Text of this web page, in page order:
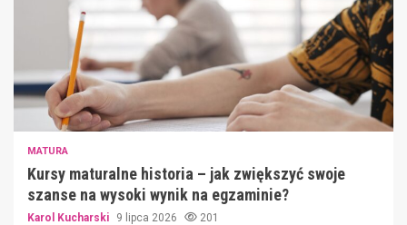
MATURA
Kursy maturalne historia – jak zwiększyć swoje
szanse na wysoki wynik na egzaminie?
Karol Kucharski 9 lipca 2026 201